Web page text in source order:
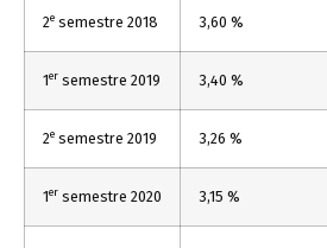
2e semestre 2018 3,60 %
1er semestre 2019 3,40 %
2e semestre 2019 3,26 %
1er semestre 2020 3,15 %